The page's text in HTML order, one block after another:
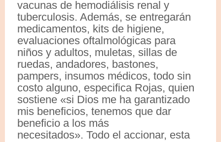
vacunas de hemodiálisis renal y
tuberculosis. Además, se entregarán
medicamentos, kits de higiene,
evaluaciones oftalmológicas para
niños y adultos, muletas, sillas de
ruedas, andadores, bastones,
pampers, insumos médicos, todo sin
costo alguno, especifica Rojas, quien
sostiene «si Dios me ha garantizado
mis beneficios, tenemos que dar
beneficio a los más
necesitados». Todo el accionar, esta